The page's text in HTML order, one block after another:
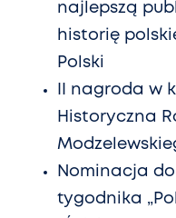
najlepszą
historię
Polski
II nagroda w
Historyczna
Nominacja
tygodnika